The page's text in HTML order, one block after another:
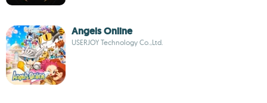
Angels Online
USERJOY Technology Co.,Ltd.